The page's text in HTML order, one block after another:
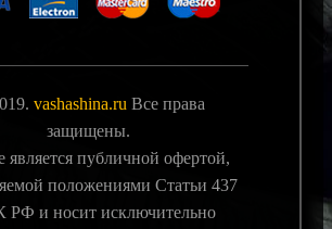
vashashina.ru Все права
защищены.
является публичной офертой,
положениями Статьи 437
РФ и носит исключительно